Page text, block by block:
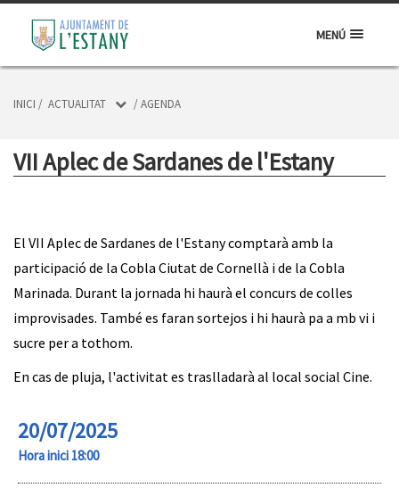
MENÚ
INICI / ACTUALITAT /AGENDA
VII Aplec de Sardanes de l'Estany
El VII Aplec de Sardanes de l'Estany comptarà amb la
participació de la Cobla Ciutat de Cornellà i de la Cobla
Marinada. Durant la jornada hi haurà el concurs de colles
improvisades. També es faran sortejos i hi haurà pa a mb vi i
sucre per a tothom.
En cas de pluja, l'activitat es traslladarà al local social Cine.
20/07/2025
Hora inici 18:00